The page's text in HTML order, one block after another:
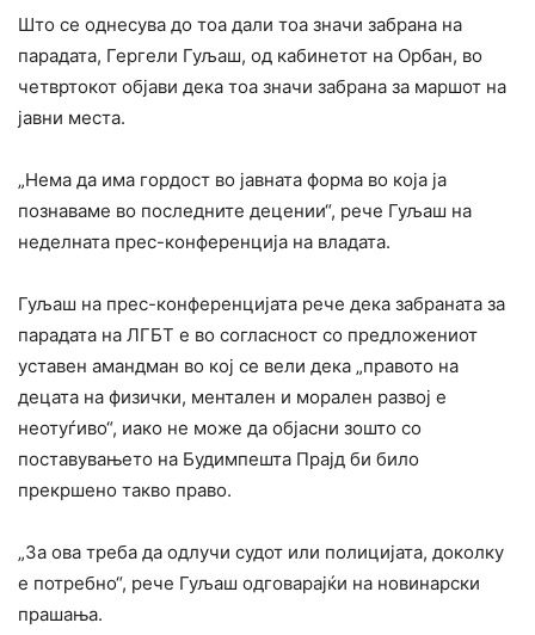
Што се однесува до тоа дали тоа значи забрана на
парадата, Гергели Гуљаш, од кабинетот на Орбан, во
четвртокот објави дека тоа значи забрана за маршот на
јавни места.
„Нема да има гордост во јавната форма во која ја
познаваме во последните децении“, рече Гуљаш на
неделната прес-конференција на владата.
Гуљаш на прес-конференцијата рече дека забраната за
парадата на ЛГБТ е во согласност со предложениот
уставен амандман во кој се вели дека „правото на
децата на физички, ментален и морален развој е
неотуѓиво“, иако не може да објасни зошто со
поставувањето на Будимпешта Прајд би било
прекршено такво право.
„За ова треба да одлучи судот или полицијата, доколку
е потребно“, рече Гуљаш одговарајќи на новинарски
прашања.